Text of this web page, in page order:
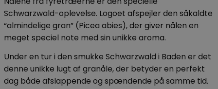
Schwarzwald-oplevelse. Logoet afspejler den såkaldte
“almindelige gran” (Picea abies), der giver nålen en
meget speciel note med sin unikke aroma.
Under en tur i den smukke Schwarzwald i Baden er det
denne unikke lugt af granåle, der betyder en perfekt
dag både afslappende og spændende på samme tid.